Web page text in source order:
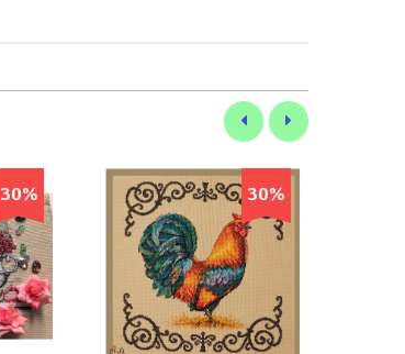
30% 30%